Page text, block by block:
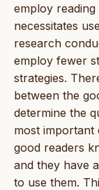
employ
necessitates
research
employ fewer
strategies.
between the
determine the
most important
good readers
and they have
to use them.